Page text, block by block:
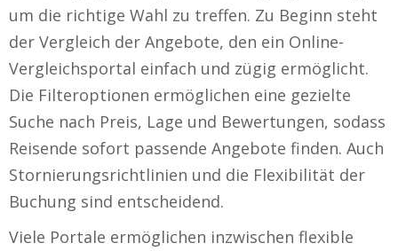
um die richtige Wahl zu treffen. Zu Beginn steht
der Vergleich der Angebote, den ein Online-
Vergleichsportal einfach und zügig ermöglicht.
Die Filteroptionen ermöglichen eine gezielte
Suche nach Preis, Lage und Bewertungen, sodass
Reisende sofort passende Angebote finden. Auch
Stornierungsrichtlinien und die Flexibilität der
Buchung sind entscheidend.
Viele Portale ermöglichen inzwischen flexible